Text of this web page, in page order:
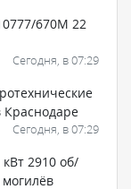
670М 22
Сегодня, в 07:29
Краснодаре
Сегодня, в 07:29
2910 об/